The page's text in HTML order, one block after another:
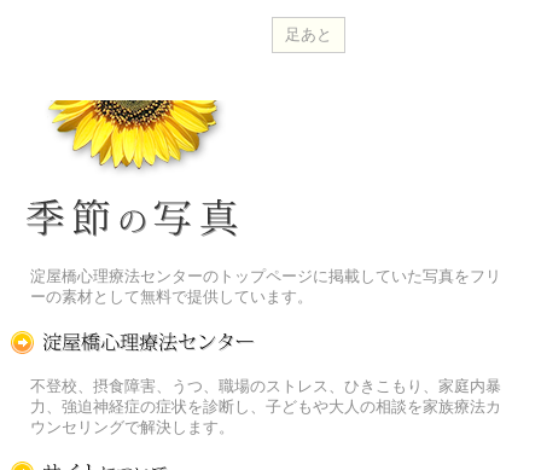
淀屋橋心理療法センターのトップページに掲載していた写真をフリ
ーの素材として無料で提供しています。
不登校、摂食障害、うつ、職場のストレス、ひきこもり、家庭内暴
力、強迫神経症の症状を診断し、子どもや大人の相談を家族療法カ
ウンセリングで解決します。